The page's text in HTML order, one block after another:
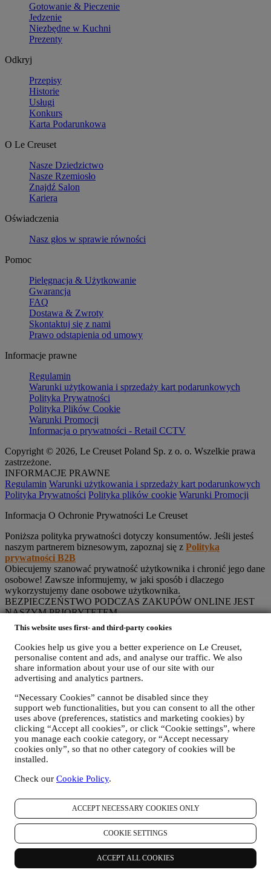
This website uses first- and third-party cookies
Cookies help us give you a better experience on Le Creuset,
personalise content and ads, and analyse our traffic. We also
share information about your use of our site with our
advertising and analytics partners.
“Necessary Cookies” cannot be disabled since they
support web functionalities, but you can consent to all the other
uses above (preferences, statistics and marketing cookies) by
clicking “Accept all cookies”, or click “Cookie settings”, where
you manage each cookie category, or “Accept necessary
cookies only”, so that no other category of cookies will be
installed.
Check our Cookie Policy.
ACCEPT NECESSARY COOKIES ONLY
COOKIE SETTINGS
ACCEPT ALL COOKIES
Gotowanie & Pieczenie
Jedzenie
Niezbędne w Kuchni
Prezenty
Odkryj
Przepisy
Historie
Usługi
Konkurs
Karta Podarunkowa
O Le Creuset
Nasze Dziedzictwo
Nasze Rzemiosło
Znajdź Salon
Kariera
Oświadczenia
Nasz głos w sprawie równości
Pomoc
Pielęgnacja & Użytkowanie
Gwarancja
FAQ
Dostawa & Zwroty
Skontaktuj się z nami
Prawo odstąpienia od umowy
Informacje prawne
Regulamin
Warunki użytkowania i sprzedaży kart podarunkowych
Polityka Prywatności
Polityka Plików Cookie
Warunki Promocji
Informacja o prywatności - Retail CCTV
Copyright © 2026, Le Creuset Poland Sp. z o. o. Wszelkie prawa
zastrzeżone.
INFORMACJE PRAWNE
Regulamin Warunki użytkowania i sprzedaży kart podarunkowych
Polityka Prywatności Polityka plików cookie Warunki Promocji
Informacja O Ochronie Prywatności Le Creuset
Poniższa polityka prywatności dotyczy konsumentów. Jeśli jesteś
naszym partnerem biznesowym, zapoznaj się z Polityką
prywatności B2B
Obiecujemy szanować prywatność użytkownika i chronić jego dane
osobowe! Zawsze informujemy, w jaki sposób i dlaczego
wykorzystujemy dane osobowe użytkownika.
BEZPIECZEŃSTWO PODCZAS ZAKUPÓW ONLINE JEST
NASZYM PRIORYTETEM
Dane osobowe użytkownika są przechowywane w sposób
bezpieczny i z zachowaniem ścisłej poufności, zgodnie z przepisami
prawa europejskiego dotyczącymi ochrony danych. Wiemy, jak
ważne jest bezpieczeństwo podczas zakupów online, dlatego
wykorzystujemy najnowsze technologie, aby zapewnić ochronę i
całkowitą poufność wszystkich danych osobowych oraz danych
WYKORZYSTUJEMY DANE, ABY UŁATWIĆ ZAKUPY I
DOSTOSOWAĆ JE DO POTRZEB UŻYTKOWNIKA
Analizujemy sposób, w jaki użytkownicy korzystają z naszej
witryny internetowej i z naszych usług w celu ułatwienia
korzystania i uczynienia go bardziej interesującym.
WYKORZYSTUJEMY DANE, ABY ZWIĘKSZYĆ KOMFORT
GOTOWANIA Z LE CREUSET I INFORMOWAĆ
UŻYTKOWNIKA O AKTUALNOŚCIACH I OFERTACH
Jeżeli użytkownik zdecyduje się dodać swoje dane do bazy danych
klientów grupy i otrzymywać newsletter Le Creuset i inną
komunikację marketingową, będziemy przesyłać mu
spersonalizowane treści i informować, gdy nowe produkty zostaną
wprowadzone na rynek, gdy pojawią się oferty specjalne, pokazy
gotowania albo nadchodzące wydarzenia bądź promocje
skierowane do użytkownika.
Opt out:
W każdej chwili mogą Państwo zaprzestać otrzymywania